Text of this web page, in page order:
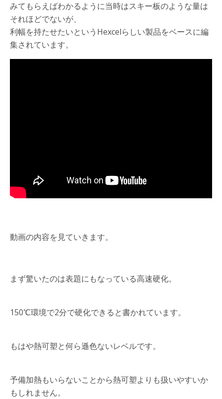
みてもらえばわかるように当時はスキー板のような量は
それほどでないが、
利幅を持たせたいというHexcelらしい製品をベースに編
集されています。
動画の内容を見ていきます。
まず驚いたのは表題にもなっている高速硬化。
150℃環境で2分で硬化できると書かれています。
もはや熱可塑と何ら遜色ないレベルです。
予備加熱もいらないことから熱可塑よりも扱いやすいか
もしれません。